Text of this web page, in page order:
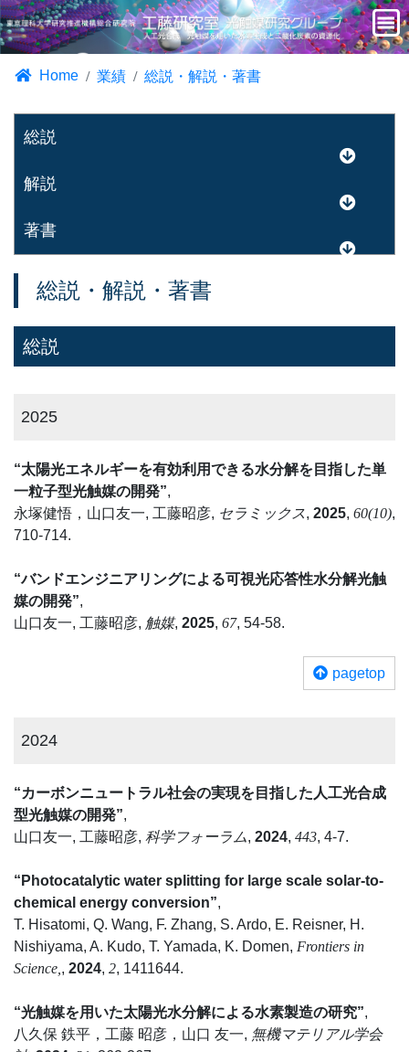
Home 業績 総説・解説・著書
総説
解説
著書
総説 ・ 解説 ・ 著書
総説
2025
“太陽光エネルギーを有効利用できる水分解を目指した単
一粒子型光触媒の開発”,
永塚健悟，山口友一, 工藤昭彦, セラミックス, 2025, 60(10),
710-714.
“バンドエンジニアリングによる可視光応答性水分解光触
媒の開発”,
山口友一, 工藤昭彦, 触媒, 2025, 67, 54-58.
pagetop
2024
“カーボンニュートラル社会の実現を目指した人工光合成
型光触媒の開発”,
山口友一, 工藤昭彦, 科学フォーラム, 2024, 443, 4-7.
“Photocatalytic water splitting for large scale solar-to-
chemical energy conversion”,
T. Hisatomi, Q. Wang, F. Zhang, S. Ardo, E. Reisner, H.
Nishiyama, A. Kudo, T. Yamada, K. Domen, Frontiers in
Science, , 2024, 2, 1411644.
“光触媒を用いた太陽光水分解による水素製造の研究”,
八久保 鉄平，工藤 昭彦，山口 友一, 無機マテリアル学会